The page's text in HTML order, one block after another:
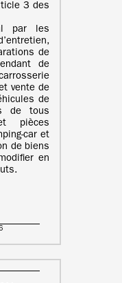
3 des
par les
de
de
vente de
de
de tous
pièces
car et
de biens
en